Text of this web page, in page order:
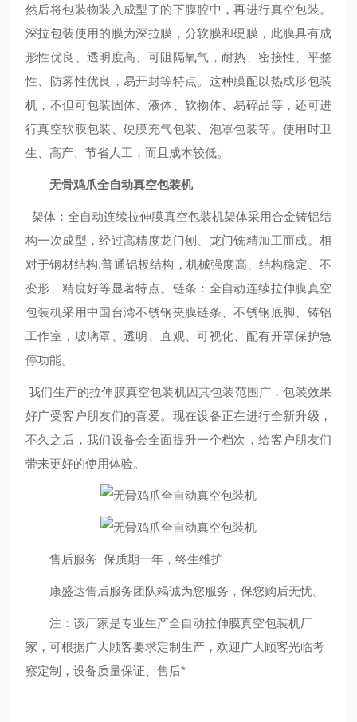
然后将包装物装入成型了的下膜腔中，再进行真空包装。
深拉包装使用的膜为深拉膜，分软膜和硬膜，此膜具有成
形性优良、透明度高、可阻隔氧气，耐热、密接性、平整
性、防雾性优良，易开封等特点。这种膜配以热成形包装
机，不但可包装固体、液体、软物体、易碎品等，还可进
行真空软膜包装、硬膜充气包装、泡罩包装等。使用时卫
生、高产、节省人工，而且成本较低。
无骨鸡爪全自动真空包装机
架体：全自动连续拉伸膜真空包装机架体采用合金铸铝结
构一次成型，经过高精度龙门刨、龙门铣精加工而成。相
对于钢材结构,普通铝板结构，机械强度高、结构稳定、不
变形、精度好等显著特点。 链条：全自动连续拉伸膜真空
包装机采用中国台湾不锈钢夹膜链条、不锈钢底脚、铸铝
工作室，玻璃罩、透明、直观、可视化、配有开罩保护急
停功能。
我们生产的拉伸膜真空包装机因其包装范围广，包装效果
好广受客户朋友们的喜爱。现在设备正在进行全新升级，
不久之后，我们设备会全面提升一个档次，给客户朋友们
带来更好的使用体验。
售后服务 保质期一年，终生维护
康盛达售后服务团队竭诚为您服务，保您购后无忧。
注：该厂家是专业生产全自动拉伸膜真空包装机厂
家，可根据广大顾客要求定制生产，欢迎广大顾客光临考
察定制，设备质量保证、售后*